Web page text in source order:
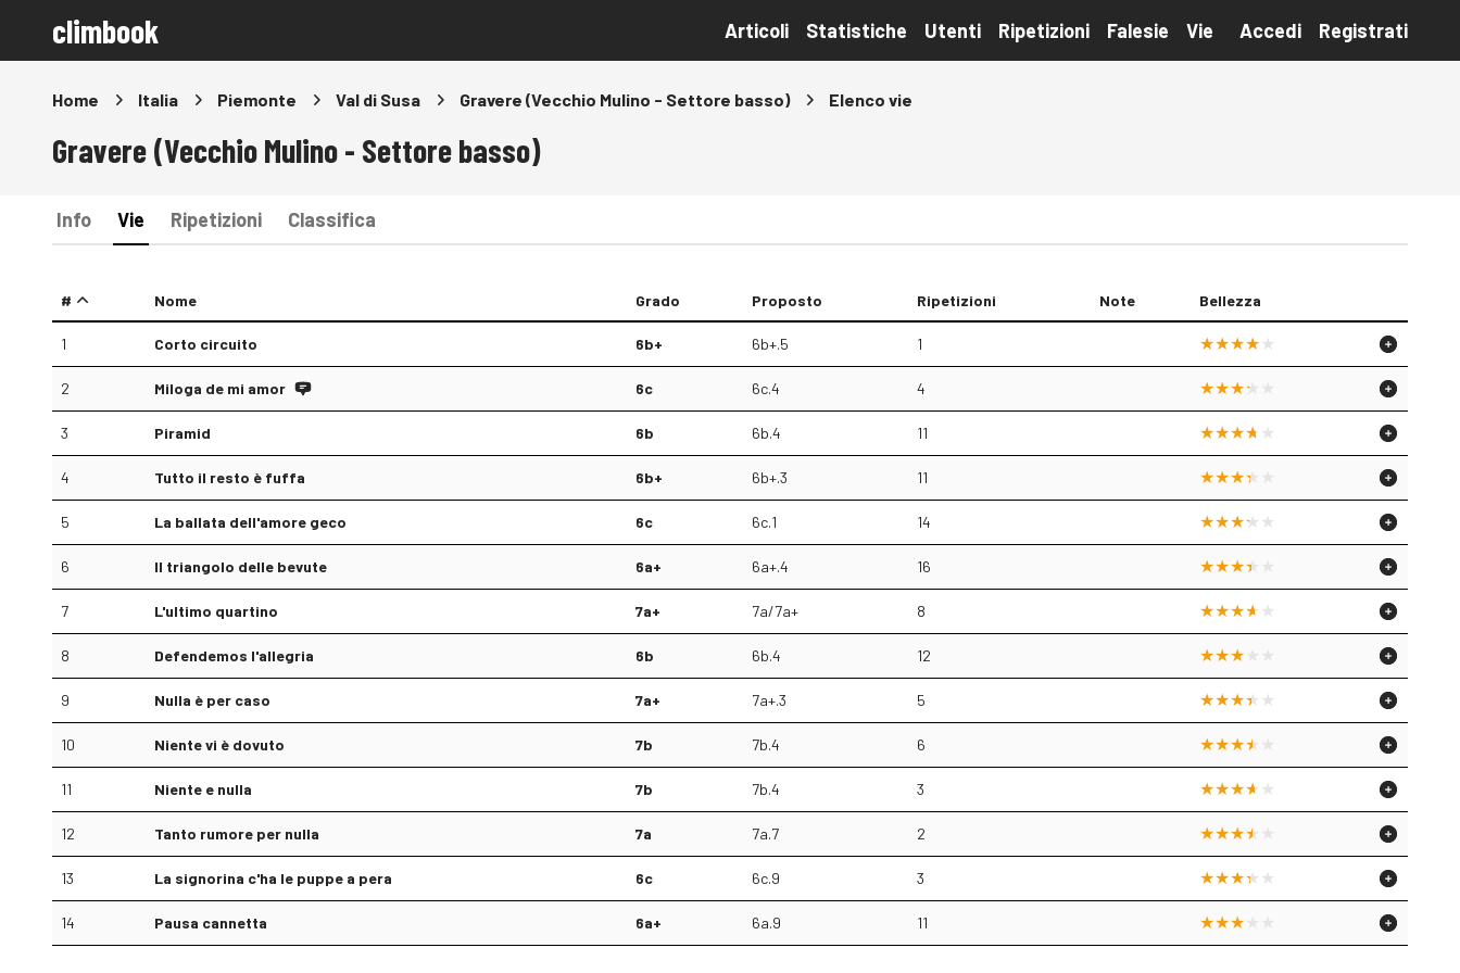
climbook Articoli Statistiche Utenti Ripetizioni Falesie Vie Accedi Registrati
Home Italia Piemonte Val di Susa Gravere (Vecchio Mulino - Settore basso) Elenco vie
Gravere (Vecchio Mulino - Settore basso)
Info Vie Ripetizioni Classifica
# Nome Grado Proposto Ripetizioni Note Bellezza
1 Corto circuito 6b+ 6b+.5 1
2 Miloga de mi amor 6c 6c.4 4
3 Piramid 6b 6b.4 11
4 Tutto il resto è fuffa 6b+ 6b+.3 11
5 La ballata dell'amore geco 6c 6c.1 14
6 Il triangolo delle bevute 6a+ 6a+.4 16
7 L'ultimo quartino 7a+ 7a/7a+ 8
8 Defendemos l'allegria 6b 6b.4 12
9 Nulla è per caso 7a+ 7a+.3 5
10 Niente vi è dovuto 7b 7b.4 6
11 Niente e nulla 7b 7b.4 3
12 Tanto rumore per nulla 7a 7a.7 2
13 La signorina c'ha le puppe a pera 6c 6c.9 3
14 Pausa cannetta 6a+ 6a.9 11